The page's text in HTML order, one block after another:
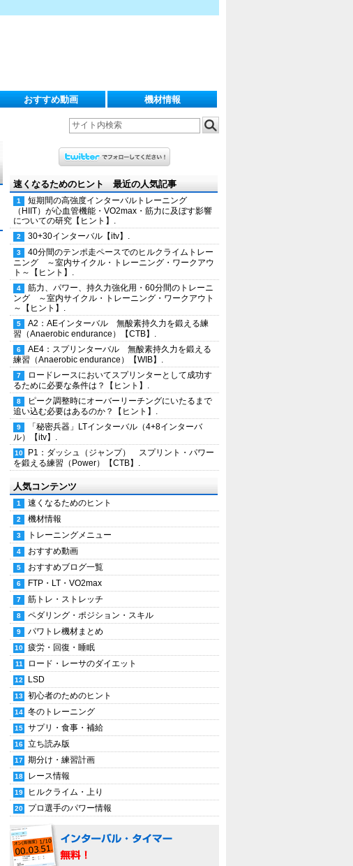
おすすめ動画 機材情報
速くなるためのヒント 最近の人気記事
短期間の高強度インターバルトレーニング
（HIIT）が心血管機能・VO2max・筋力に及ぼす影響
についての研究【ヒント】.
30+30インターバル【itv】.
40分間のテンポ走ペースでのヒルクライムトレー
ニング ～室内サイクル・トレーニング・ワークアウ
ト～【ヒント】.
筋力、パワー、持久力強化用・60分間のトレーニ
ング ～室内サイクル・トレーニング・ワークアウト
～【ヒント】.
A2：AEインターバル 無酸素持久力を鍛える練
習（Anaerobic endurance）【CTB】.
AE4：スプリンターバル 無酸素持久力を鍛える
練習（Anaerobic endurance）【WIB】.
ロードレースにおいてスプリンターとして成功す
るために必要な条件は？【ヒント】.
ピーク調整時にオーバーリーチングにいたるまで
追い込む必要はあるのか？【ヒント】.
「秘密兵器」LTインターバル（4+8インターバ
ル）【itv】.
P1：ダッシュ（ジャンプ） スプリント・パワー
を鍛える練習（Power）【CTB】.
人気コンテンツ
速くなるためのヒント
機材情報
トレーニングメニュー
おすすめ動画
おすすめブログ一覧
FTP・LT・VO2max
筋トレ・ストレッチ
ペダリング・ポジション・スキル
パワトレ機材まとめ
疲労・回復・睡眠
ロード・レーサのダイエット
LSD
初心者のためのヒント
冬のトレーニング
サプリ・食事・補給
立ち読み版
期分け・練習計画
レース情報
ヒルクライム・上り
プロ選手のパワー情報